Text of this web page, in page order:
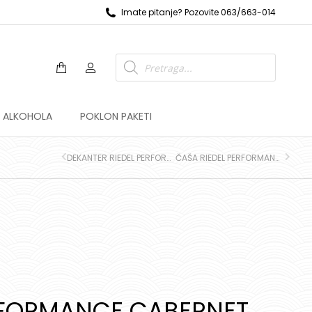
Imate pitanje? Pozovite 063/663-014
ALKOHOLA POKLON PAKETI
DEKANTER RIEDEL PERFORMANCE ČAŠA RIEDEL PERFORMANCE CHARDONNAY SET